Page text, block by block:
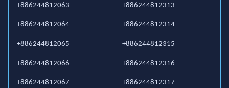
+886244812063
+886244812064
+886244812065
+886244812066
+886244812067
+886244812313
+886244812314
+886244812315
+886244812316
+886244812317